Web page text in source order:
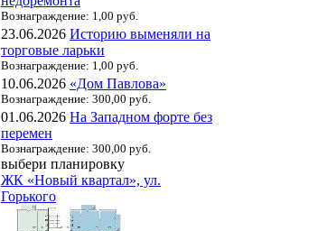
Вознаграждение: 1,00 руб.
23.06.2026 Историю выменяли на
торговые ларьки
Вознаграждение: 1,00 руб.
10.06.2026 «Дом Павлова»
Вознаграждение: 300,00 руб.
01.06.2026 На Западном форте без
перемен
Вознаграждение: 300,00 руб.
выбери планировку
ЖК «Новый квартал», ул.
Горького